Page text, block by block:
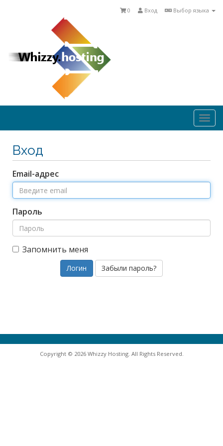
Выбор языка
Вход
0
Вход
Email-адрес
Пароль
Запомнить меня
Забыли пароль?
Copyright © 2026 Whizzy Hosting. All Rights Reserved.